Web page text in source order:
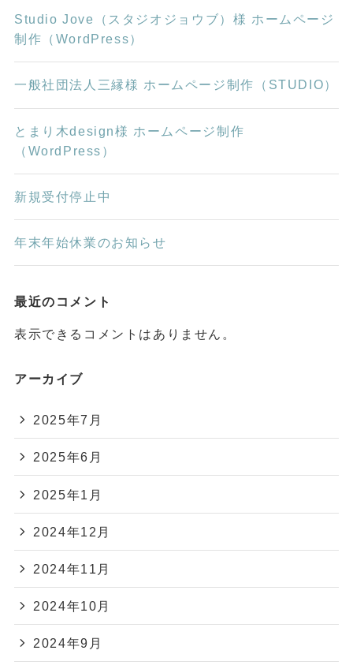
Studio Jove（スタジオジョウブ）様 ホームページ
制作（WordPress）
一般社団法人三縁様 ホームページ制作（STUDIO）
とまり木design様 ホームページ制作
（WordPress）
新規受付停止中
年末年始休業のお知らせ
最近のコメント
表示できるコメントはありません。
アーカイブ
2025年7月
2025年6月
2025年1月
2024年12月
2024年11月
2024年10月
2024年9月